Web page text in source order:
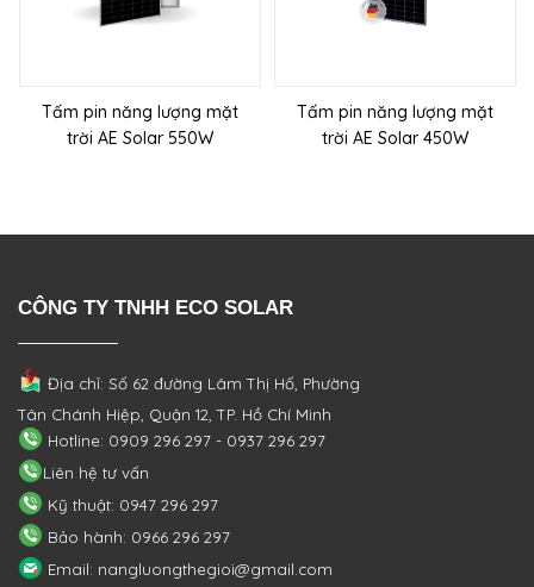
Tấm pin năng lượng mặt
trời AE Solar 550W
Tấm pin năng lượng mặt
trời AE Solar 450W
CÔNG TY TNHH ECO SOLAR
Địa chỉ: Số 62 đường Lâm Thị Hố, Phường
Tân Chánh Hiệp, Quận 12, TP. Hồ Chí Minh
Hotline: 0909 296 297 - 0937 296 297
Liên hệ tư vấn
Kỹ thuật: 0947 296 297
Bảo hành: 0966 296 297
Email: nangluongthegioi@gmail.com